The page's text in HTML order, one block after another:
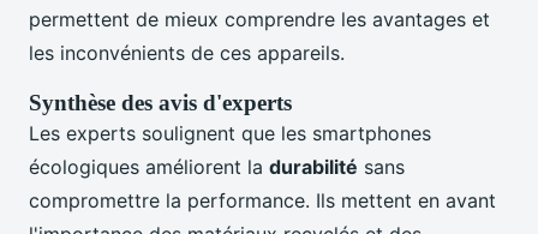
permettent de mieux comprendre les avantages et
les inconvénients de ces appareils.
Synthèse des avis d'experts
Les experts soulignent que les smartphones
écologiques améliorent la durabilité sans
compromettre la performance. Ils mettent en avant